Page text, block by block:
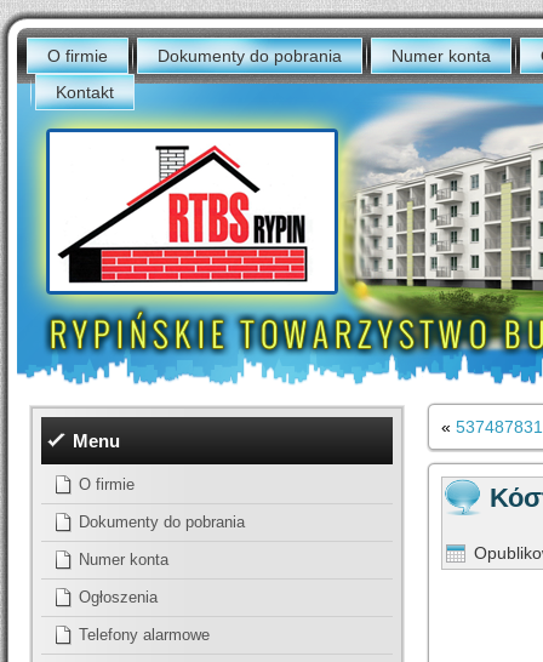
O firmie Dokumenty do pobrania Numer konta
Kontakt
Menu
O firmie
Dokumenty do pobrania
Numer konta
Ogłoszenia
Telefony alarmowe
«